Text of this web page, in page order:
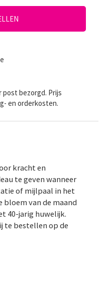
bezorgd. Prijs
en orderkosten.
kracht en
te geven wanneer
of mijlpaal in het
bloem van de maand
40-jarig huwelijk.
te bestellen op de